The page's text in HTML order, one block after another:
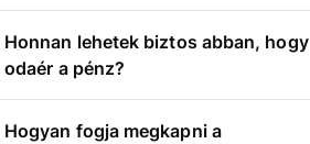
Honnan lehetek biztos abban, hogy
odaér a pénz?
Hogyan fogja megkapni a